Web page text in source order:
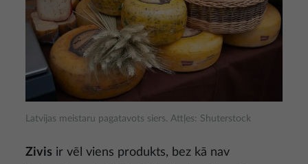
Latvijas meistaru pagatavots siers. Attļes: Shuterstock
Zivis ir vēl viens produkts, bez kā nav